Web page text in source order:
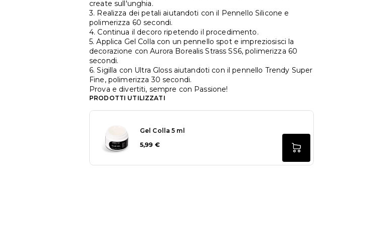
create sull'unghia.
3. Realizza dei petali aiutandoti con il Pennello Silicone e
polimerizza 60 secondi.
4. Continua il decoro ripetendo il procedimento.
5. Applica Gel Colla con un pennello spot e impreziosisci la
decorazione con Aurora Borealis Strass SS6, polimerizza 60
secondi.
6. Sigilla con Ultra Gloss aiutandoti con il pennello Trendy Super
Fine, polimerizza 30 secondi.
Prova e divertiti, sempre con Passione!
PRODOTTI UTILIZZATI
Gel Colla 5 ml
5,99 €